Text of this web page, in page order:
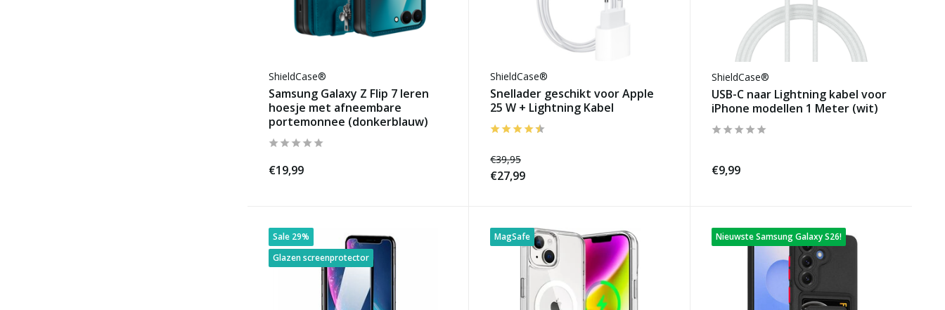
ShieldCase®
Samsung Galaxy Z Flip 7 leren
hoesje met afneembare
portemonnee (donkerblauw)
€19,99
ShieldCase®
Snellader geschikt voor Apple
25 W + Lightning Kabel
€39,95
€27,99
ShieldCase®
USB-C naar Lightning kabel voor
iPhone modellen 1 Meter (wit)
€9,99
Sale 29%
Glazen screenprotector
MagSafe Nieuwste Samsung Galaxy S26!